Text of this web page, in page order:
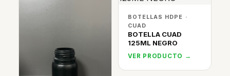
BOTELLAS HDPE ·
CUAD
BOTELLA CUAD
125ML NEGRO
VER PRODUCTO →